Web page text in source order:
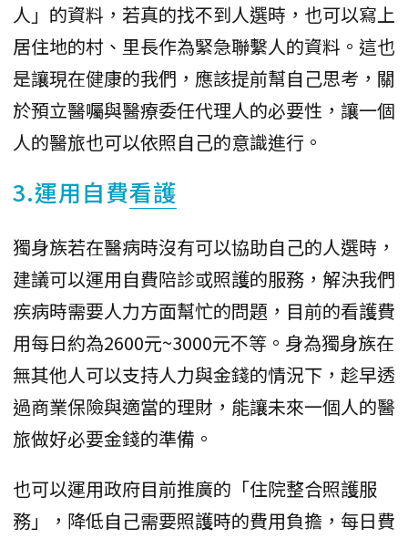
人」的資料，若真的找不到人選時，也可以寫上
居住地的村、里長作為緊急聯繫人的資料。這也
是讓現在健康的我們，應該提前幫自己思考，關
於預立醫囑與醫療委任代理人的必要性，讓一個
人的醫旅也可以依照自己的意識進行。
3.運用自費看護
獨身族若在醫病時沒有可以協助自己的人選時，
建議可以運用自費陪診或照護的服務，解決我們
疾病時需要人力方面幫忙的問題，目前的看護費
用每日約為2600元~3000元不等。身為獨身族在
無其他人可以支持人力與金錢的情況下，趁早透
過商業保險與適當的理財，能讓未來一個人的醫
旅做好必要金錢的準備。
也可以運用政府目前推廣的「住院整合照護服
務」，降低自己需要照護時的費用負擔，每日費